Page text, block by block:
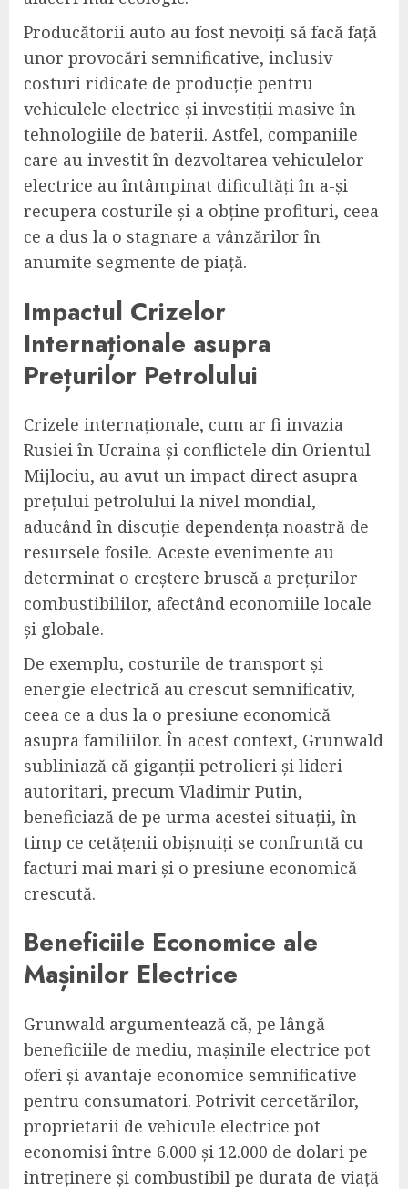
Producătorii auto au fost nevoiți să facă față
unor provocări semnificative, inclusiv
costuri ridicate de producție pentru
vehiculele electrice și investiții masive în
tehnologiile de baterii. Astfel, companiile
care au investit în dezvoltarea vehiculelor
electrice au întâmpinat dificultăți în a-și
recupera costurile și a obține profituri, ceea
ce a dus la o stagnare a vânzărilor în
anumite segmente de piață.
Impactul Crizelor
Internaționale asupra
Prețurilor Petrolului
Crizele internaționale, cum ar fi invazia
Rusiei în Ucraina și conflictele din Orientul
Mijlociu, au avut un impact direct asupra
prețului petrolului la nivel mondial,
aducând în discuție dependența noastră de
resursele fosile. Aceste evenimente au
determinat o creștere bruscă a prețurilor
combustibililor, afectând economiile locale
și globale.
De exemplu, costurile de transport și
energie electrică au crescut semnificativ,
ceea ce a dus la o presiune economică
asupra familiilor. În acest context, Grunwald
subliniază că giganții petrolieri și lideri
autoritari, precum Vladimir Putin,
beneficiază de pe urma acestei situații, în
timp ce cetățenii obișnuiți se confruntă cu
facturi mai mari și o presiune economică
crescută.
Beneficiile Economice ale
Mașinilor Electrice
Grunwald argumentează că, pe lângă
beneficiile de mediu, mașinile electrice pot
oferi și avantaje economice semnificative
pentru consumatori. Potrivit cercetărilor,
proprietarii de vehicule electrice pot
economisi între 6.000 și 12.000 de dolari pe
întreținere și combustibil pe durata de viață